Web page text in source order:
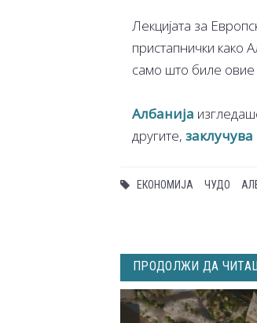
Лекцијата за
пристапнички како
само што биле овие
Албанија
другите, заклучува
ЕКОНОМИЈА ЧУДО
ПРОДОЛЖИ ДА